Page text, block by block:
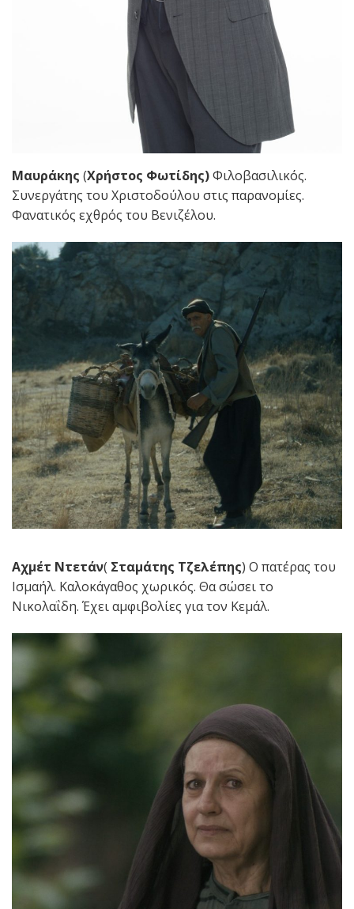
Μαυράκης (Χρήστος Φωτίδης)Φιλοβασιλικός.
Συνεργάτης του Χριστοδούλου στις παρανομίες.
Φανατικός εχθρός του Βενιζέλου.
Αχμέτ Ντετάν( Σταμάτης Τζελέπης) Ο πατέρας του
Ισμαήλ. Καλοκάγαθος χωρικός. Θα σώσει το
Νικολαΐδη. Έχει αμφιβολίες για τον Κεμάλ.